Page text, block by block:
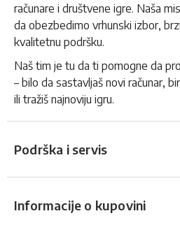
računare i društvene igre. Naša
da obezbedimo vrhunski izbor,
kvalitetnu podršku.
Naš tim je tu da ti pomogne da
– bilo da sastavljaš novi računar,
ili tražiš najnoviju igru.
Podrška i servis
Informacije o kupovini